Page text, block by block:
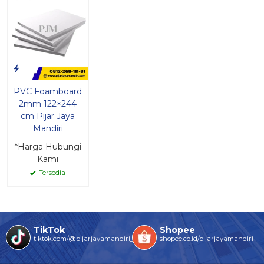
PVC Foamboard
2mm 122×244
cm Pijar Jaya
Mandiri
*Harga Hubungi
Kami
Tersedia
TikTok
tiktok.com/@pijarjayamandiri_
Shopee
shopee.co.id/pijarjayamandiri